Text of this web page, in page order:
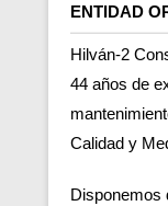
ENTIDAD
Hilván-2
44 años de
Calidad y
Disponemos